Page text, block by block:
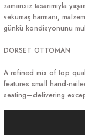
zamansız tasarımıyla
vekumaş harmanı,
günkü kondisyonunu
DORSET OTTOMAN
A refined mix of top
features small hand-
seating—delivering